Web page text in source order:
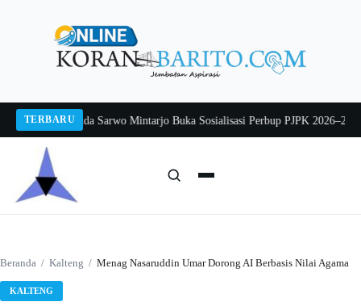
TERBARU
2026Pj Sekda Sarwo Mintarjo Buka Sosialisasi Perbup PJPK 2026–2030
Beranda / Kalteng / Menag Nasaruddin Umar Dorong AI Berbasis Nilai Agama
KALTENG